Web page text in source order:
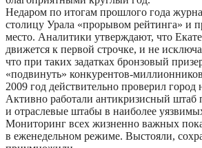
Недаром по итогам прошлого года
столицу Урала «прорывом рейтинга» и
место. Аналитики утверждают, что
движется к первой строчке, и не
что при таких задатках бронзовый
«подвинуть» конкурентов-
2009 год действительно проверил город
Активно работали антикризисный штаб
и отраслевые штабы в наиболее
Мониторинг всех жизненно важных
в еженедельном режиме. Выстояли,